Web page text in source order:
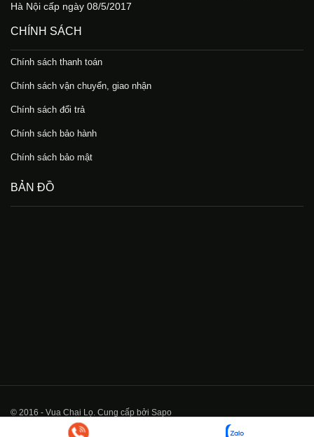
Hà Nội cấp ngày 08/5/2017
CHÍNH SÁCH
Chính sách thanh toán
Chính sách vận chuyển, giao nhận
Chính sách đổi trả
Chính sách bảo hành
Chính sách bảo mật
BẢN ĐỒ
© 2016 - Vua Chai Lọ. Cung cấp bởi Sapo